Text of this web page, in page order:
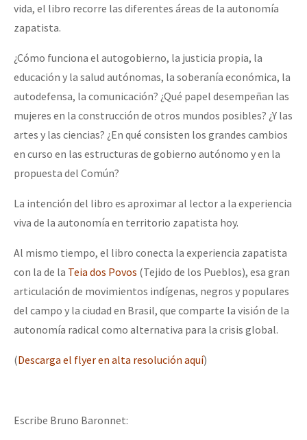
vida, el libro recorre las diferentes áreas de la autonomía
zapatista.
¿Cómo funciona el autogobierno, la justicia propia, la
educación y la salud autónomas, la soberanía económica, la
autodefensa, la comunicación? ¿Qué papel desempeñan las
mujeres en la construcción de otros mundos posibles? ¿Y las
artes y las ciencias? ¿En qué consisten los grandes cambios
en curso en las estructuras de gobierno autónomo y en la
propuesta del Común?
La intención del libro es aproximar al lector a la experiencia
viva de la autonomía en territorio zapatista hoy.
Al mismo tiempo, el libro conecta la experiencia zapatista
con la de la Teia dos Povos (Tejido de los Pueblos), esa gran
articulación de movimientos indígenas, negros y populares
del campo y la ciudad en Brasil, que comparte la visión de la
autonomía radical como alternativa para la crisis global.
(Descarga el flyer en alta resolución aquí)
Escribe Bruno Baronnet: